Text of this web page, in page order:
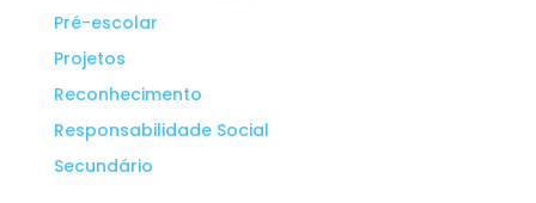
Pré-escolar
Projetos
Reconhecimento
Responsabilidade Social
Secundário